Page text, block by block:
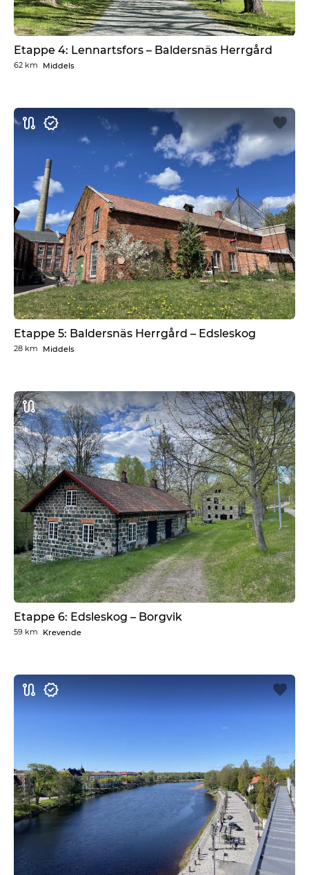
Etappe 4: Lennartsfors – Baldersnäs Herrgård
62 km Middels
Etappe 5: Baldersnäs Herrgård – Edsleskog
28 km Middels
Etappe 6: Edsleskog – Borgvik
59 km Krevende